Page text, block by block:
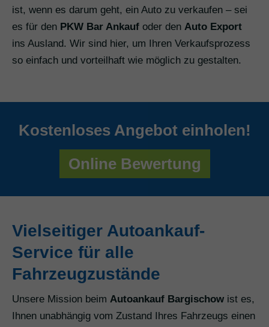
ist, wenn es darum geht, ein Auto zu verkaufen – sei
es für den PKW Bar Ankauf oder den Auto Export
ins Ausland. Wir sind hier, um Ihren Verkaufsprozess
so einfach und vorteilhaft wie möglich zu gestalten.
Kostenloses Angebot einholen!
Online Bewertung
Vielseitiger Autoankauf-
Service für alle
Fahrzeugzustände
Unsere Mission beim Autoankauf Bargischow ist es,
Ihnen unabhängig vom Zustand Ihres Fahrzeugs einen